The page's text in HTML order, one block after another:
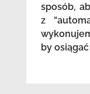
sposób,
z
by